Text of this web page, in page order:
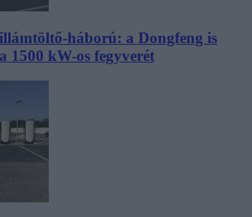
háború: a Dongfeng is
1500 kW-os fegyverét